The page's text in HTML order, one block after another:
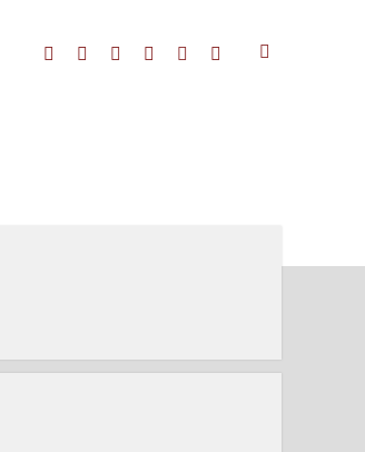
facebookthreadslinkedinyoutube
rss amazon